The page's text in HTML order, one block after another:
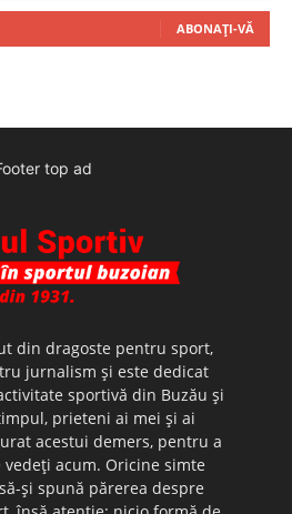
ABONAȚI-VĂ
top ad
din dragoste pentru sport,
jurnalism şi este dedicat
sportivă din Buzău şi
prieteni ai mei şi ai
acestui demers, pentru a
vedeţi acum. Oricine simte
şi spună părerea despre